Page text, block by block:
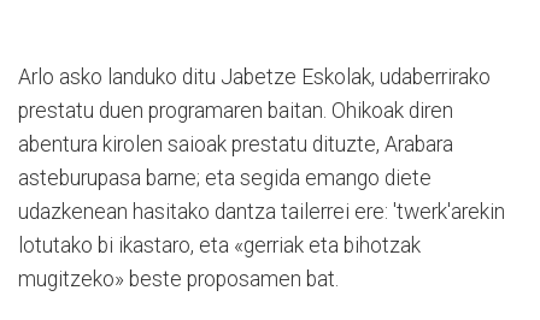
Arlo asko landuko ditu Jabetze Eskolak, udaberrirako
prestatu duen programaren baitan. Ohikoak diren
abentura kirolen saioak prestatu dituzte, Arabara
asteburupasa barne; eta segida emango diete
udazkenean hasitako dantza tailerrei ere: 'twerk'arekin
lotutako bi ikastaro, eta «gerriak eta bihotzak
mugitzeko» beste proposamen bat.